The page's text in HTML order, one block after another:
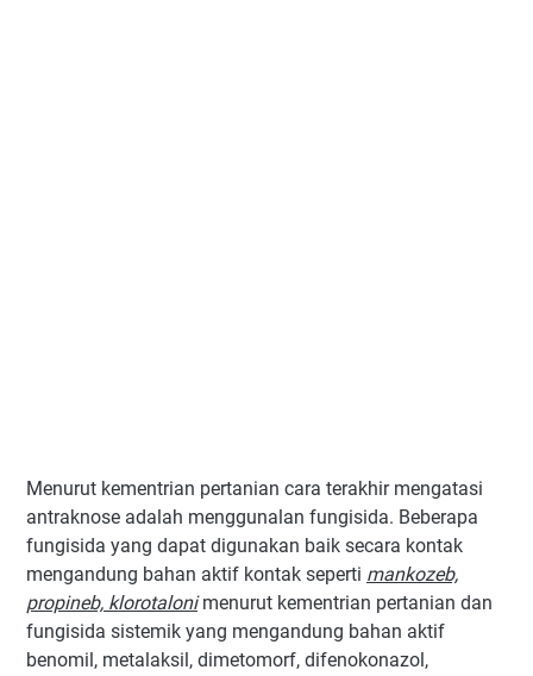
Menurut kementrian pertanian cara terakhir mengatasi
antraknose adalah menggunalan fungisida. Beberapa
fungisida yang dapat digunakan baik secara kontak
mengandung bahan aktif kontak seperti mankozeb,
propineb, klorotalonimenurut kementrian pertanian dan
fungisida sistemik yang mengandung bahan aktif
benomil, metalaksil, dimetomorf, difenokonazol,